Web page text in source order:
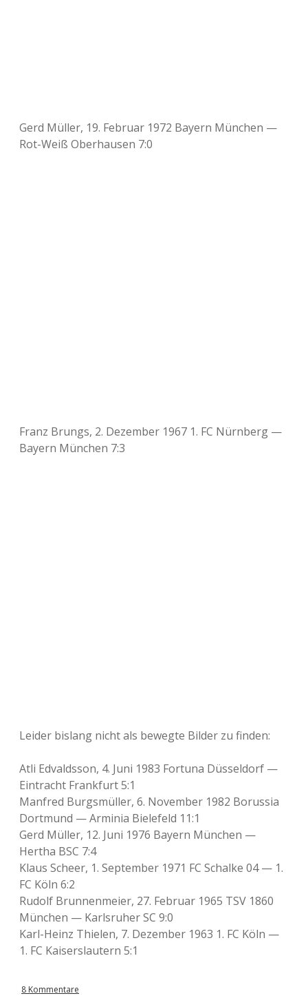
Gerd Müller, 19. Februar 1972 Bayern München —
Rot-Weiß Oberhausen 7:0
Franz Brungs, 2. Dezember 1967 1. FC Nürnberg —
Bayern München 7:3
Leider bislang nicht als bewegte Bilder zu finden:
Atli Edvaldsson, 4. Juni 1983 Fortuna Düsseldorf —
Eintracht Frankfurt 5:1
Manfred Burgsmüller, 6. November 1982 Borussia
Dortmund — Arminia Bielefeld 11:1
Gerd Müller, 12. Juni 1976 Bayern München —
Hertha BSC 7:4
Klaus Scheer, 1. September 1971 FC Schalke 04 — 1.
FC Köln 6:2
Rudolf Brunnenmeier, 27. Februar 1965 TSV 1860
München — Karlsruher SC 9:0
Karl-Heinz Thielen, 7. Dezember 1963 1. FC Köln —
1. FC Kaiserslautern 5:1
8 Kommentare